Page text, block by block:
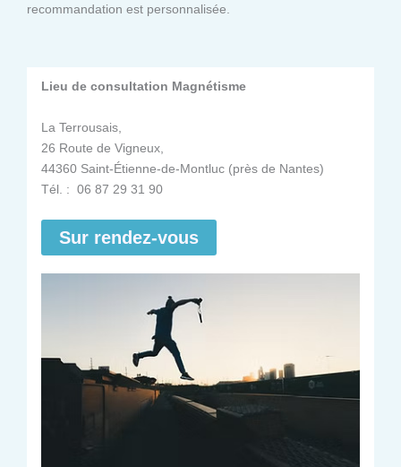
recommandation est personnalisée.
Lieu de consultation Magnétisme
La Terrousais,
26 Route de Vigneux,
44360 Saint-Étienne-de-Montluc (près de Nantes)
Tél. : 06 87 29 31 90
Sur rendez-vous